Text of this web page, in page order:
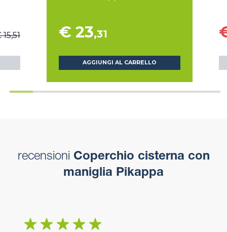
15,51 € 23,31
AGGIUNGI AL CARRELLO
recensioni Coperchio cisterna con
maniglia Pikappa